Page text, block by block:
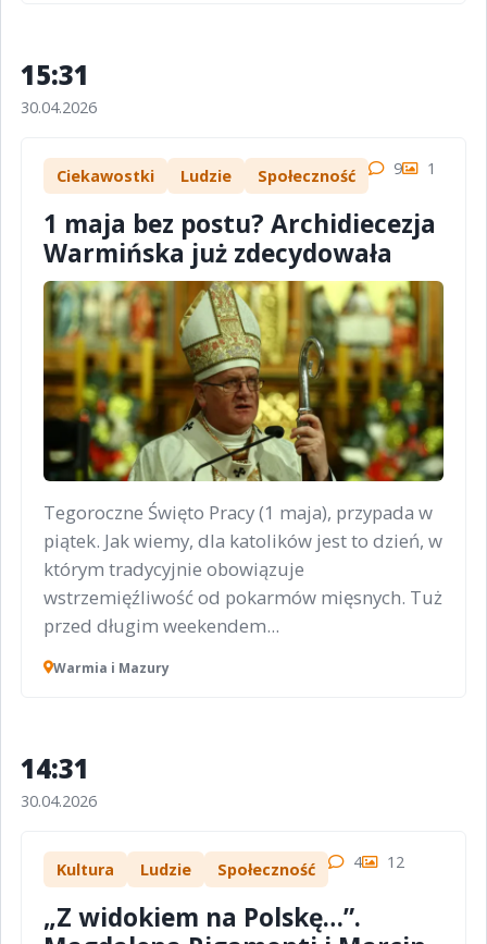
15:31
30.04.2026
Ciekawostki Ludzie Społeczność 9 1
1 maja bez postu? Archidiecezja
Warmińska już zdecydowała
Tegoroczne Święto Pracy (1 maja), przypada w
piątek. Jak wiemy, dla katolików jest to dzień, w
którym tradycyjnie obowiązuje
wstrzemięźliwość od pokarmów mięsnych. Tuż
przed długim weekendem...
Warmia i Mazury
14:31
30.04.2026
Kultura Ludzie Społeczność 4 12
„Z widokiem na Polskę…”.